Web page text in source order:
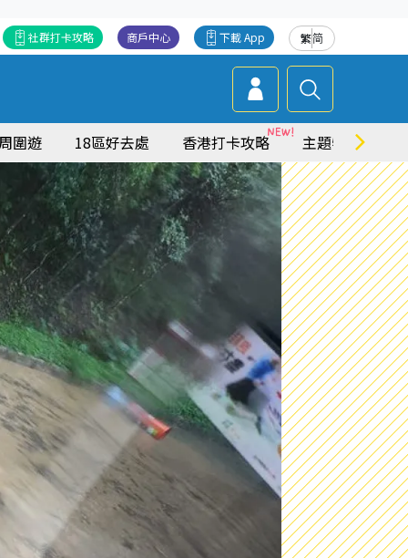
繁简
下載 App
商戶中心
社群打卡攻略
圍遊 18區好去處 香港打卡攻略 主題特集